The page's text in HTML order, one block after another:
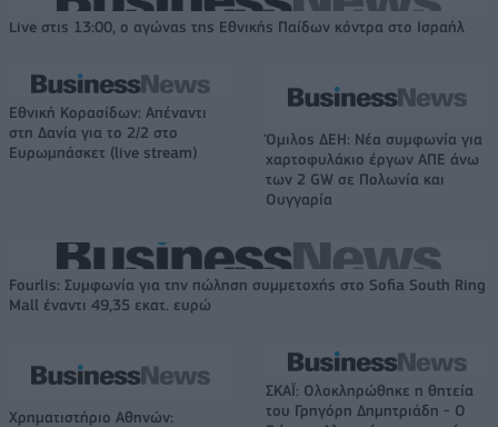
Live στις 13:00, ο αγώνας της Εθνικής Παίδων κόντρα στο Ισραήλ
Εθνική Κορασίδων: Απέναντι
στη Δανία για το 2/2 στο
Ευρωμπάσκετ (live stream)
Όμιλος ΔΕΗ: Νέα συμφωνία για
χαρτοφυλάκιο έργων ΑΠΕ άνω
των 2 GW σε Πολωνία και
Ουγγαρία
Fourlis: Συμφωνία για την πώληση συμμετοχής στο Sofia South Ring
Mall έναντι 49,35 εκατ. ευρώ
Χρηματιστήριο Αθηνών:
ΣΚΑΪ: Ολοκληρώθηκε η θητεία
του Γρηγόρη Δημητριάδη - Ο